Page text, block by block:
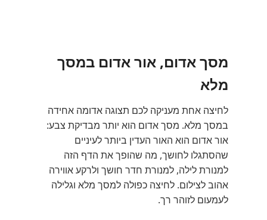
מסך אדום, אור אדום במסך
מלא
לחיצה אחת מעניקה לכם תצוגה אדומה אחידה
במסך מלא. מסך אדום הוא יותר מבדיקת צבע:
אור אדום הוא האור העדין ביותר לעיניים
שהסתגלו לחושך, מה שהופך את הדף הזה
למנורת לילה, למנורת חדר חושך ולרקע אווירה
אהוב לצילום. לחיצה כפולה למסך מלא וגלילה
לעמעום לזוהר רך.